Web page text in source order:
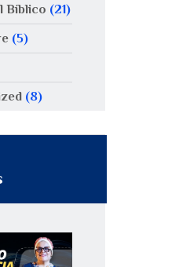
Bíblico (21)
(5)
(8)